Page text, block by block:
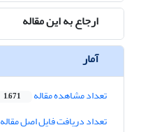
ارجاع به این مقاله
آمار
تعداد مشاهده مقاله 1,671
تعداد دریافت فایل اصل مقاله